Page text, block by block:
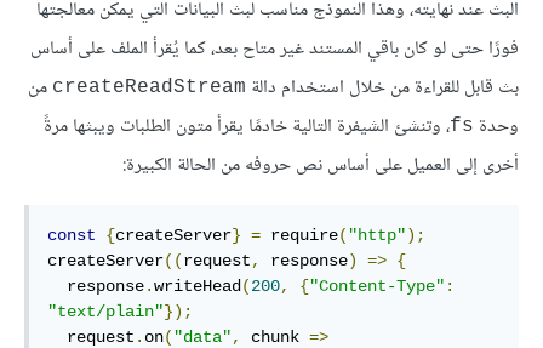
البث عند نهايته، وهذا النموذج مناسب لبث البيانات التي يمكن معالجتها
فورًا حتى لو كان باقي المستند غير متاح بعد، كما يُقرأ الملف على أساس
بث قابل للقراءة من خلال استخدام دالة createReadStream من
وحدة fs، وتنشئ الشيفرة التالية خادمًا يقرأ متون الطلبات ويبثها مرةً
أخرى إلى العميل على أساس نص حروفه من الحالة الكبيرة:
const {createServer} = require( "http");
createServer((request, response) => {
  response
.writeHead (200, {"Content-Type" :
"text/plain"});
  request
. on( "data", chunk =>